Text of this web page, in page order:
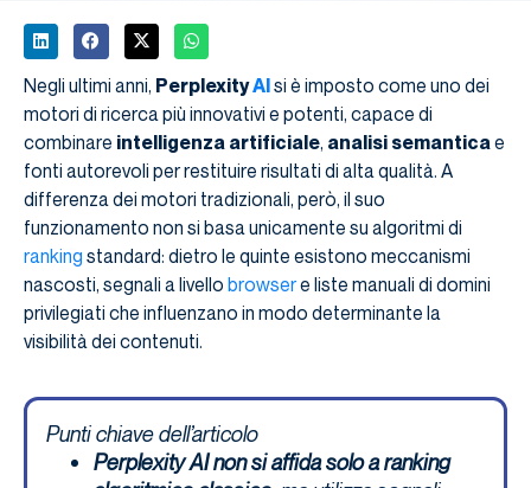
Negli ultimi anni, PerplexityAIsi è imposto come uno dei
motori di ricerca più innovativi e potenti, capace di
combinare intelligenza artificiale, analisi semantica e
fonti autorevoli per restituire risultati di alta qualità. A
differenza dei motori tradizionali, però, il suo
funzionamento non si basa unicamente su algoritmi di
ranking standard: dietro le quinte esistono meccanismi
nascosti, segnali a livello browsere liste manuali di domini
privilegiati che influenzano in modo determinante la
visibilità dei contenuti.
Punti chiave dell’articolo
Perplexity AI non si affida solo a ranking